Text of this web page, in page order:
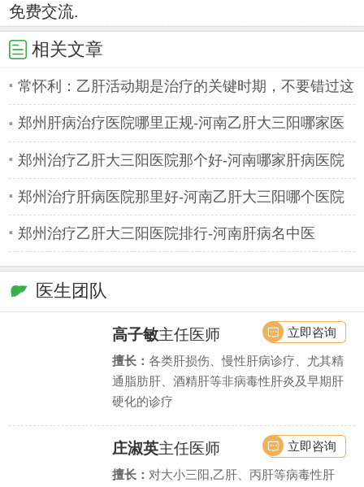
免费交流.
相关文章
常怀利：乙肝活动期是治疗的关键时期，不要错过这
个时机！
郑州肝病治疗医院哪里正规-河南乙肝大三阳哪家医
院专业
郑州治疗乙肝大三阳医院那个好-河南哪家肝病医院
看好
郑州治疗肝病医院那里好-河南乙肝大三阳哪个医院
好郑州治疗乙肝大三阳医院排行-河南肝病名中医
医生团队
高子敏主任医师
擅长： 各类肝损伤、慢性肝病诊疗、尤其精
通脂肪肝、酒精肝等非病毒性肝炎及早期肝
硬化的诊疗
立即咨询
庄淑英主任医师
擅长： 对大小三阳,乙肝、丙肝等病毒性肝
立即咨询